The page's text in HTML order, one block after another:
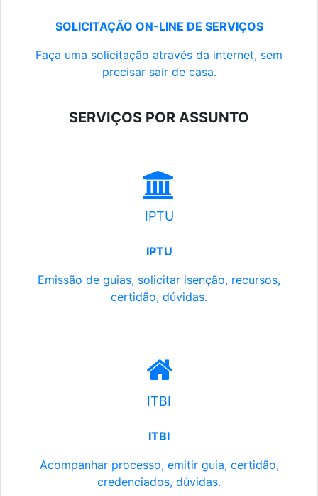
SOLICITAÇÃO ON-LINE DE SERVIÇOS
Faça uma solicitação através da internet, sem
precisar sair de casa.
SERVIÇOS POR ASSUNTO
IPTU
IPTU
Emissão de guias, solicitar isenção, recursos,
certidão, dúvidas.
ITBI
ITBI
Acompanhar processo, emitir guia, certidão,
credenciados, dúvidas.